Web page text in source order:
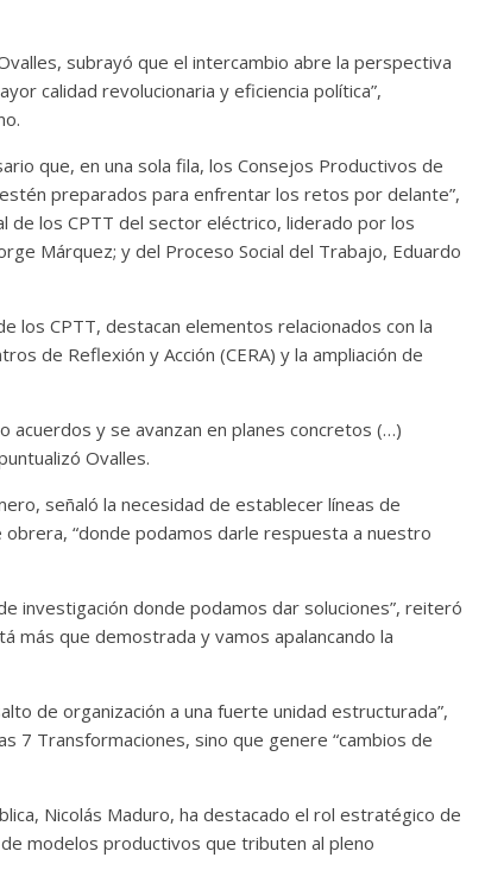
subrayó que el intercambio abre la perspectiva
calidad revolucionaria y eficiencia política”,
que, en una sola fila, los Consejos Productivos de
preparados para enfrentar los retos por delante”,
de los CPTT del sector eléctrico, liderado por los
Márquez; y del Proceso Social del Trabajo, Eduardo
los CPTT, destacan elementos relacionados con la
de Reflexión y Acción (CERA) y la ampliación de
acuerdos y se avanzan en planes concretos (…)
Ovalles.
señaló la necesidad de establecer líneas de
“donde podamos darle respuesta a nuestro
investigación donde podamos dar soluciones”, reiteró
más que demostrada y vamos apalancando la
de organización a una fuerte unidad estructurada”,
7 Transformaciones, sino que genere “cambios de
Nicolás Maduro, ha destacado el rol estratégico de
modelos productivos que tributen al pleno